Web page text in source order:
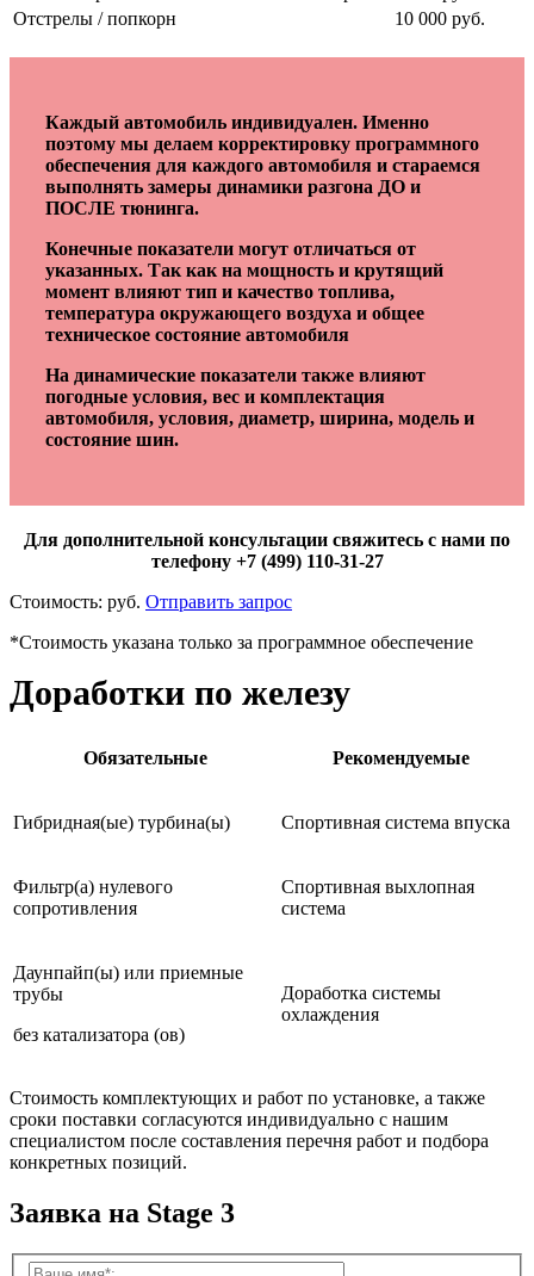
Отстрелы / попкорн
10 000 руб.
Каждый автомобиль индивидуален. Именно
поэтому мы делаем корректировку программного
обеспечения для каждого автомобиля и стараемся
выполнять замеры динамики разгона ДО и
ПОСЛЕ тюнинга.
Конечные показатели могут отличаться от
указанных. Так как на мощность и крутящий
момент влияют тип и качество топлива,
температура окружающего воздуха и общее
техническое состояние автомобиля
На динамические показатели также влияют
погодные условия, вес и комплектация
автомобиля, условия, диаметр, ширина, модель и
состояние шин.
Для дополнительной консультации свяжитесь с нами по
телефону +7 (499) 110-31-27
Стоимость: руб. Отправить запрос
*Стоимость указана только за программное обеспечение
Доработки по железу
Обязательные Рекомендуемые
Гибридная(ые) турбина(ы) Спортивная система впуска
Фильтр(а) нулевого
сопротивления
Спортивная выхлопная
система
Даунпайп(ы) или приемные
трубы
без катализатора (ов)
Доработка системы
охлаждения
Стоимость комплектующих и работ по установке, а также
сроки поставки согласуются индивидуально с нашим
специалистом после составления перечня работ и подбора
конкретных позиций.
Заявка на Stage 3